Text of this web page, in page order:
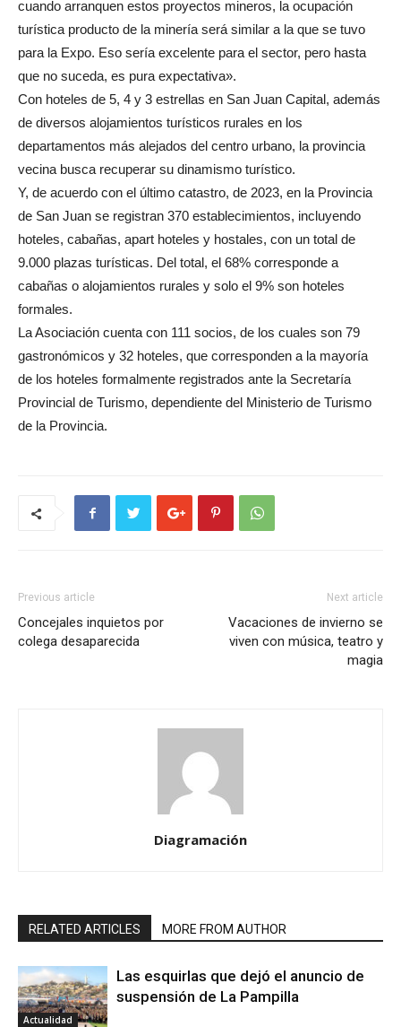
cuando arranquen estos proyectos mineros, la ocupación
turística producto de la minería será similar a la que se tuvo
para la Expo. Eso sería excelente para el sector, pero hasta
que no suceda, es pura expectativa».
Con hoteles de 5, 4 y 3 estrellas en San Juan Capital, además
de diversos alojamientos turísticos rurales en los
departamentos más alejados del centro urbano, la provincia
vecina busca recuperar su dinamismo turístico.
Y, de acuerdo con el último catastro, de 2023, en la Provincia
de San Juan se registran 370 establecimientos, incluyendo
hoteles, cabañas, apart hoteles y hostales, con un total de
9.000 plazas turísticas. Del total, el 68% corresponde a
cabañas o alojamientos rurales y solo el 9% son hoteles
formales.
La Asociación cuenta con 111 socios, de los cuales son 79
gastronómicos y 32 hoteles, que corresponden a la mayoría
de los hoteles formalmente registrados ante la Secretaría
Provincial de Turismo, dependiente del Ministerio de Turismo
de la Provincia.
Previous article
Concejales inquietos por
colega desaparecida
Next article
Vacaciones de invierno se
viven con música, teatro y
magia
Diagramación
RELATED ARTICLES MORE FROM AUTHOR
Actualidad
Las esquirlas que dejó el anuncio de
suspensión de La Pampilla